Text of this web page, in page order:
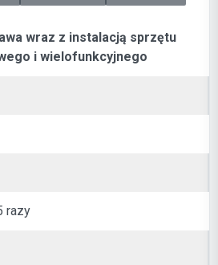
wraz z instalacją sprzętu
i wielofunkcyjnego
razy